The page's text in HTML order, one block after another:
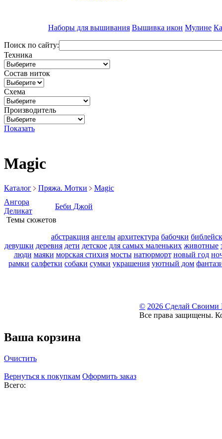
Наборы для вышивания Вышивка икон Мулине
Поиск по сайту:
Техника
Состав ниток
Схема
Производитель
Показать
Magic
Каталог Пряжа. Мотки
Magic
Ангора
Деликат
Беби Джой
Темы сюжетов
абстракция ангелы архитектура бабочки
девушки деревня дети детское для самых маленьких животные
люди маяки морская стихия мосты натюрморт новый год
рамки салфетки собаки сумки украшения уютный дом
© 2026 Сделай Своими
Все права защищены.
Ваша корзина
Очистить
Вернуться к покупкам Оформить заказ
Всего: